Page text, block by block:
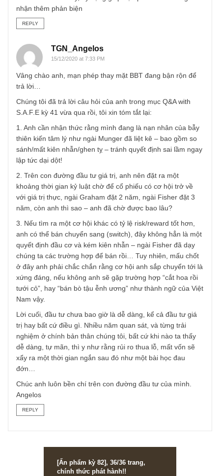
chính ổn, ban lãnh đạo tin cậy, mức giá hời và kiên định
nắm giữ lâu dài. Thông thường để đạt kết quả mong
trong dài hạn đó đồ thị kinh doanh xu hướng đi lên giống
hình sin (lên xuống). Đừng vì việc kinh doanh khó khăn
thời trong ngắn hạn (chỉ số tài chính tạm thời suy yếu) mà
bạn vội buông tay sẽ mất đi cơ hội quý giá.
– Còn khi đang đã chọn được cổ phiếu (nghiên cứu kỹ)
tăng, nhà nhà chốt lời thì bạn phải bồi dưỡng thêm tâm lý
học trong đầu tư, như ấn phẩm (đã phát hành) 12, 13 có
bàn tới.
Mình kết thúc ở đây, hy vọng giúp bạn phần nào. Mong
nhận thêm phản biện
REPLY
TGN_Angelos
15/12/2020 at 7:33 PM
Vâng chào anh, mạn phép thay mặt BBT đang bận rộn để
trả lời…
Chúng tôi đã trả lời câu hỏi của anh trong mục Q&A with
S.A.F.E kỳ 41 vừa qua rồi, tôi xin tóm tắt lại:
1. Anh cần nhận thức rằng mình đang là nạn nhân của
thiên kiến tâm lý như ngài Munger đã liệt kê – bao gồm so
sánh/mất kiên nhẫn/ghen tỵ – tránh quyết định sai lầm
lập tức dại dột!
2. Trên con đường đầu tư giá trị, anh nên đặt ra một
khoảng thời gian kỷ luật chờ để cổ phiếu có cơ hội trở về
với giá trị thực, ngài Graham đặt 2 năm, ngài Fisher đặt 3
3. Nếu tìm ra một cơ hội khác có tỷ lệ risk/reward tốt hơn,
anh có thể bán chuyển sang (switch), đây không hẳn là
chúng ta các trường hợp để bán rồi… Tuy nhiên, mấu
tưới cỏ”, hay “bán bò tậu ễnh ương” như thành ngữ của